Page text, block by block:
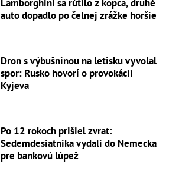
Lamborghini sa rútilo z kopca, druhé
auto dopadlo po čelnej zrážke horšie
Dron s výbušninou na letisku vyvolal
spor: Rusko hovorí o provokácii
Kyjeva
Po 12 rokoch prišiel zvrat:
Sedemdesiatnika vydali do Nemecka
pre bankovú lúpež